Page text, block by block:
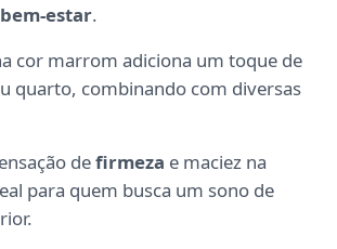
bem-estar.
cor marrom adiciona um toque de
quarto, combinando com diversas
defirmeza e maciez na
para quem busca um sono de